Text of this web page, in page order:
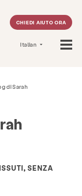
CHIEDI AIUTO ORA
Italian
di Sarah
SENZA